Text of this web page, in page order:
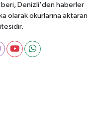
Denizli'den haberler
olarak okurlarına aktaran